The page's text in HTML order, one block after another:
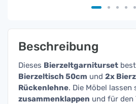
Beschreibung
Dieses Bierzeltgarniturset
Bierzeltisch 50cm und 2x
Rückenlehne. Die Möbel lassen
zusammenklappen und für den